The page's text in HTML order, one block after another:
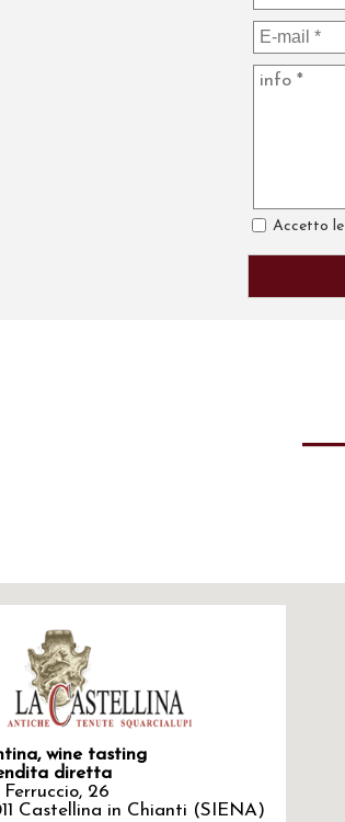
Accetto le
wine tasting
diretta
26
Castellina in Chianti (SIENA)